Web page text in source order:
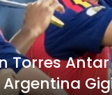
Torres